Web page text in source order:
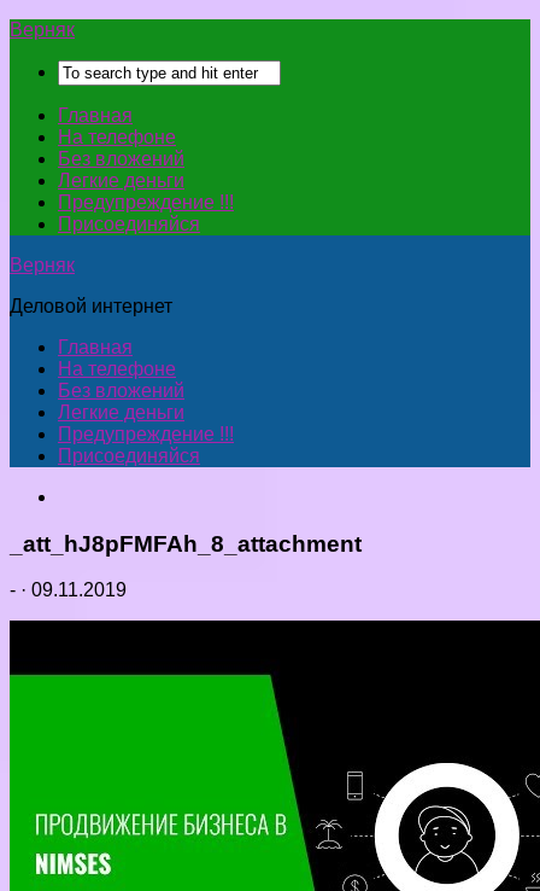
Верняк
Главная
На телефоне
Без вложений
Легкие деньги
Предупреждение !!!
Присоединяйся
Верняк
Деловой интернет
Главная
На телефоне
Без вложений
Легкие деньги
Предупреждение !!!
Присоединяйся
_att_hJ8pFMFAh_8_attachment
- · 09.11.2019